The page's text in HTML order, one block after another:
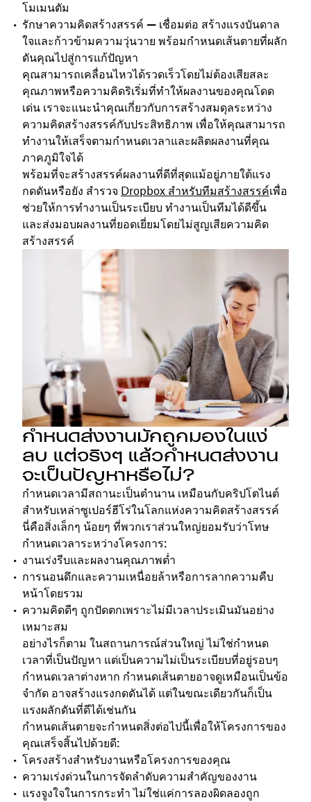
โมเมนตัม
รักษาความคิดสร้างสรรค์ — เชื่อมต่อ สร้างแรงบันดาล
ใจและก้าวข้ามความวุ่นวาย พร้อมกำหนดเส้นตายที่ผลัก
ดันคุณไปสู่การแก้ปัญหา
คุณสามารถเคลื่อนไหวได้รวดเร็วโดยไม่ต้องเสียสละ
คุณภาพหรือความคิดริเริ่มที่ทำให้ผลงานของคุณโดด
เด่น เราจะแนะนำคุณเกี่ยวกับการสร้างสมดุลระหว่าง
ความคิดสร้างสรรค์กับประสิทธิภาพ เพื่อให้คุณสามารถ
ทำงานให้เสร็จตามกำหนดเวลาและผลิตผลงานที่คุณ
ภาคภูมิใจได้
พร้อมที่จะสร้างสรรค์ผลงานที่ดีที่สุดแม้อยู่ภายใต้แรง
กดดันหรือยัง สำรวจ Dropbox สำหรับทีมสร้างสรรค์เพื่อ
ช่วยให้การทำงานเป็นระเบียบ ทำงานเป็นทีมได้ดีขึ้น
และส่งมอบผลงานที่ยอดเยี่ยมโดยไม่สูญเสียความคิด
สร้างสรรค์
กำหนดส่งงานมักถูกมองในแง่
ลบ แต่จริงๆ แล้วกำหนดส่งงาน
จะเป็นปัญหาหรือไม่?
กำหนดเวลามีสถานะเป็นตำนาน เหมือนกับคริปโตไนต์
สำหรับเหล่าซูเปอร์ฮีโร่ในโลกแห่งความคิดสร้างสรรค์
นี่คือสิ่งเล็กๆ น้อยๆ ที่พวกเราส่วนใหญ่ยอมรับว่าโทษ
กำหนดเวลาระหว่างโครงการ:
งานเร่งรีบและผลงานคุณภาพต่ำ
การนอนดึกและความเหนื่อยล้าหรือการลากความคืบ
หน้าโดยรวม
ความคิดดีๆ ถูกปัดตกเพราะไม่มีเวลาประเมินมันอย่าง
เหมาะสม
อย่างไรก็ตาม ในสถานการณ์ส่วนใหญ่ ไม่ใช่กำหนด
เวลาที่เป็นปัญหา แต่เป็นความไม่เป็นระเบียบที่อยู่รอบๆ
กำหนดเวลาต่างหาก กำหนดเส้นตายอาจดูเหมือนเป็นข้อ
จำกัด อาจสร้างแรงกดดันได้ แต่ในขณะเดียวกันก็เป็น
แรงผลักดันที่ดีได้เช่นกัน
กำหนดเส้นตายจะกำหนดสิ่งต่อไปนี้เพื่อให้โครงการของ
คุณเสร็จสิ้นไปด้วยดี:
โครงสร้างสำหรับงานหรือโครงการของคุณ
ความเร่งด่วนในการจัดลำดับความสำคัญของงาน
แรงจูงใจในการกระทำ ไม่ใช่แค่การลองผิดลองถูก